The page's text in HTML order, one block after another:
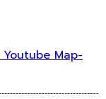
Youtube Map-